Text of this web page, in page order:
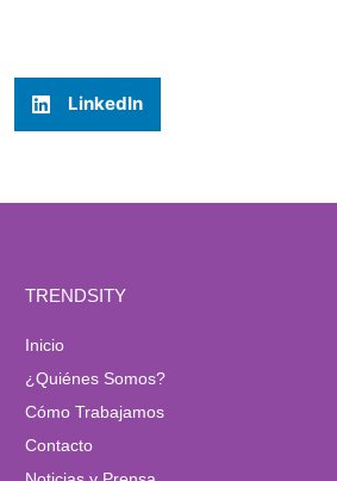
LinkedIn
TRENDSITY
Inicio
¿Quiénes Somos?
Cómo Trabajamos
Contacto